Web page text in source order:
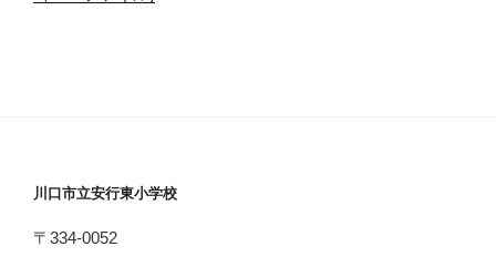
川口市立安行東小学校
〒334-0052